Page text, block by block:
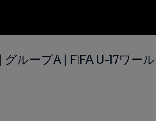
ループA | FIFA U-17ワー